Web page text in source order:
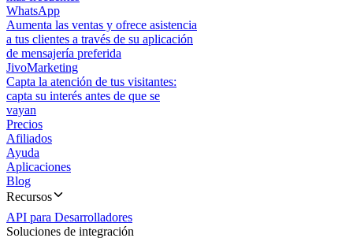
WhatsApp
Aumenta las ventas y ofrece asistencia
a tus clientes a través de su aplicación
de mensajería preferida
JivoMarketing
Capta la atención de tus visitantes:
capta su interés antes de que se
vayan
Precios
Afiliados
Ayuda
Aplicaciones
Blog
Recursos
API para Desarrolladores
Soluciones de integración